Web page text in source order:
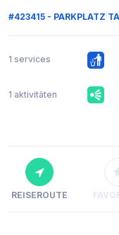
#423415 - PARKPLATZ
1 services
1 aktivitäten
REISEROUTE